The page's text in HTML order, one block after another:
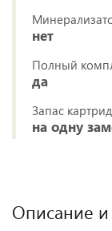
нет
Полный
да
Запас
на одну
Описание